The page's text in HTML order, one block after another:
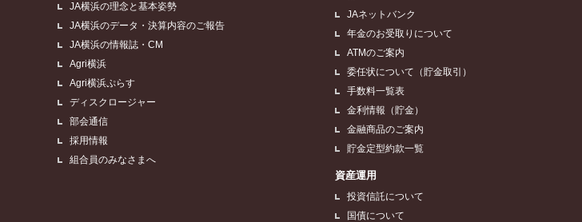
JA横浜の理念と基本姿勢
JA横浜のデータ・決算内容のご報告
JA横浜の情報誌・CM
Agri横浜
Agri横浜ぷらす
ディスクロージャー
部会通信
採用情報
組合員のみなさまへ
JAネットバンク
年金のお受取りについて
ATMのご案内
委任状について（貯金取引）
手数料一覧表
金利情報（貯金）
金融商品のご案内
貯金定型約款一覧
資産運用
投資信託について
国債について